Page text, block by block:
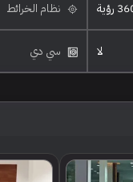
رؤية نظام الخرائط
لا سي دي